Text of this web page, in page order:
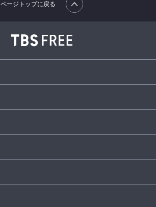
ページトップに戻る